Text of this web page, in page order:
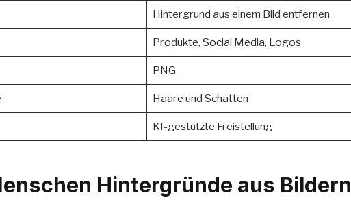
Hintergrund aus einem Bild entfernen
Produkte, Social Media, Logos
PNG
Haare und Schatten
KI-gestützte Freistellung
Hintergründe aus Bildern